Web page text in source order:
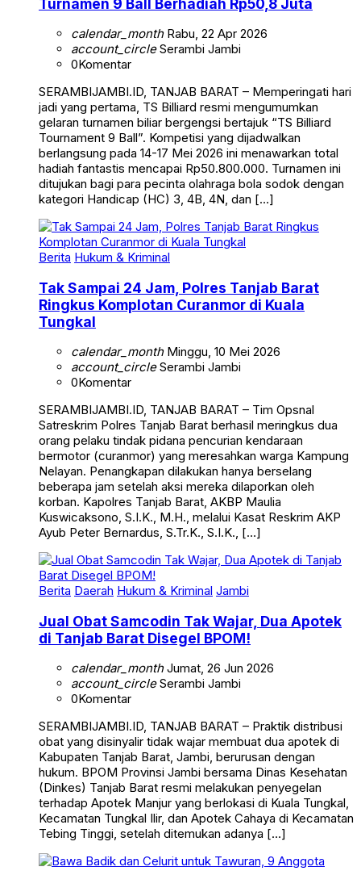
calendar_monthRabu, 22 Apr 2026
account_circleSerambi Jambi
0Komentar
SERAMBIJAMBI.ID, TANJAB BARAT – Memperingati hari
jadi yang pertama, TS Billiard resmi mengumumkan
gelaran turnamen biliar bergengsi bertajuk “TS Billiard
Tournament 9 Ball”. Kompetisi yang dijadwalkan
berlangsung pada 14-17 Mei 2026 ini menawarkan total
hadiah fantastis mencapai Rp50.800.000. Turnamen ini
ditujukan bagi para pecinta olahraga bola sodok dengan
kategori Handicap (HC) 3, 4B, 4N, dan […]
Berita Hukum & Kriminal
Tak Sampai 24 Jam, Polres Tanjab Barat
Ringkus Komplotan Curanmor di Kuala
Tungkal
calendar_monthMinggu, 10 Mei 2026
account_circleSerambi Jambi
0Komentar
SERAMBIJAMBI.ID, TANJAB BARAT – Tim Opsnal
Satreskrim Polres Tanjab Barat berhasil meringkus dua
orang pelaku tindak pidana pencurian kendaraan
bermotor (curanmor) yang meresahkan warga Kampung
Nelayan. Penangkapan dilakukan hanya berselang
beberapa jam setelah aksi mereka dilaporkan oleh
korban. Kapolres Tanjab Barat, AKBP Maulia
Kuswicaksono, S.I.K., M.H., melalui Kasat Reskrim AKP
Ayub Peter Bernardus, S.Tr.K., S.I.K., […]
Berita Daerah Hukum & Kriminal Jambi
Jual Obat Samcodin Tak Wajar, Dua Apotek
di Tanjab Barat Disegel BPOM!
calendar_monthJumat, 26 Jun 2026
account_circleSerambi Jambi
0Komentar
SERAMBIJAMBI.ID, TANJAB BARAT – Praktik distribusi
obat yang disinyalir tidak wajar membuat dua apotek di
Kabupaten Tanjab Barat, Jambi, berurusan dengan
hukum. BPOM Provinsi Jambi bersama Dinas Kesehatan
(Dinkes) Tanjab Barat resmi melakukan penyegelan
terhadap Apotek Manjur yang berlokasi di Kuala Tungkal,
Kecamatan Tungkal Ilir, dan Apotek Cahaya di Kecamatan
Tebing Tinggi, setelah ditemukan adanya […]